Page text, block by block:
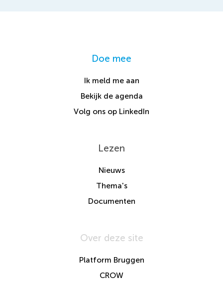
Doe mee
Ik meld me aan
Bekijk de agenda
Volg ons op LinkedIn
Lezen
Nieuws
Thema's
Documenten
Over deze site
Platform Bruggen
CROW